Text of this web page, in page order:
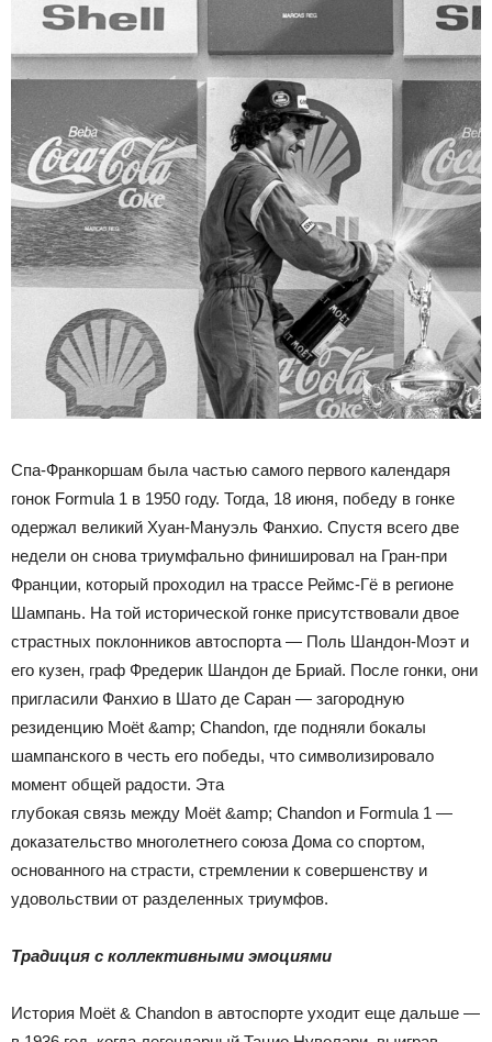
Спа-Франкоршам была частью самого первого календаря
гонок Formula 1 в 1950 году. Тогда, 18 июня, победу в гонке
одержал великий Хуан-Мануэль Фанхио. Спустя всего две
недели он снова триумфально финишировал на Гран-при
Франции, который проходил на трассе Реймс-Гё в регионе
Шампань. На той исторической гонке присутствовали двое
страстных поклонников автоспорта — Поль Шандон-Моэт и
его кузен, граф Фредерик Шандон де Бриай. После гонки, они
пригласили Фанхио в Шато де Саран — загородную
резиденцию Moët &amp; Chandon, где подняли бокалы
шампанского в честь его победы, что символизировало
момент общей радости. Эта
глубокая связь между Moët &amp; Chandon и Formula 1 —
доказательство многолетнего союза Дома со спортом,
основанного на страсти, стремлении к совершенству и
удовольствии от разделенных триумфов.
Традиция с коллективными эмоциями
История Moët & Chandon в автоспорте уходит еще дальше —